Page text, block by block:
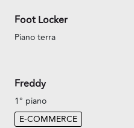
Foot Locker
Piano terra
Freddy
1° piano
E-COMMERCE